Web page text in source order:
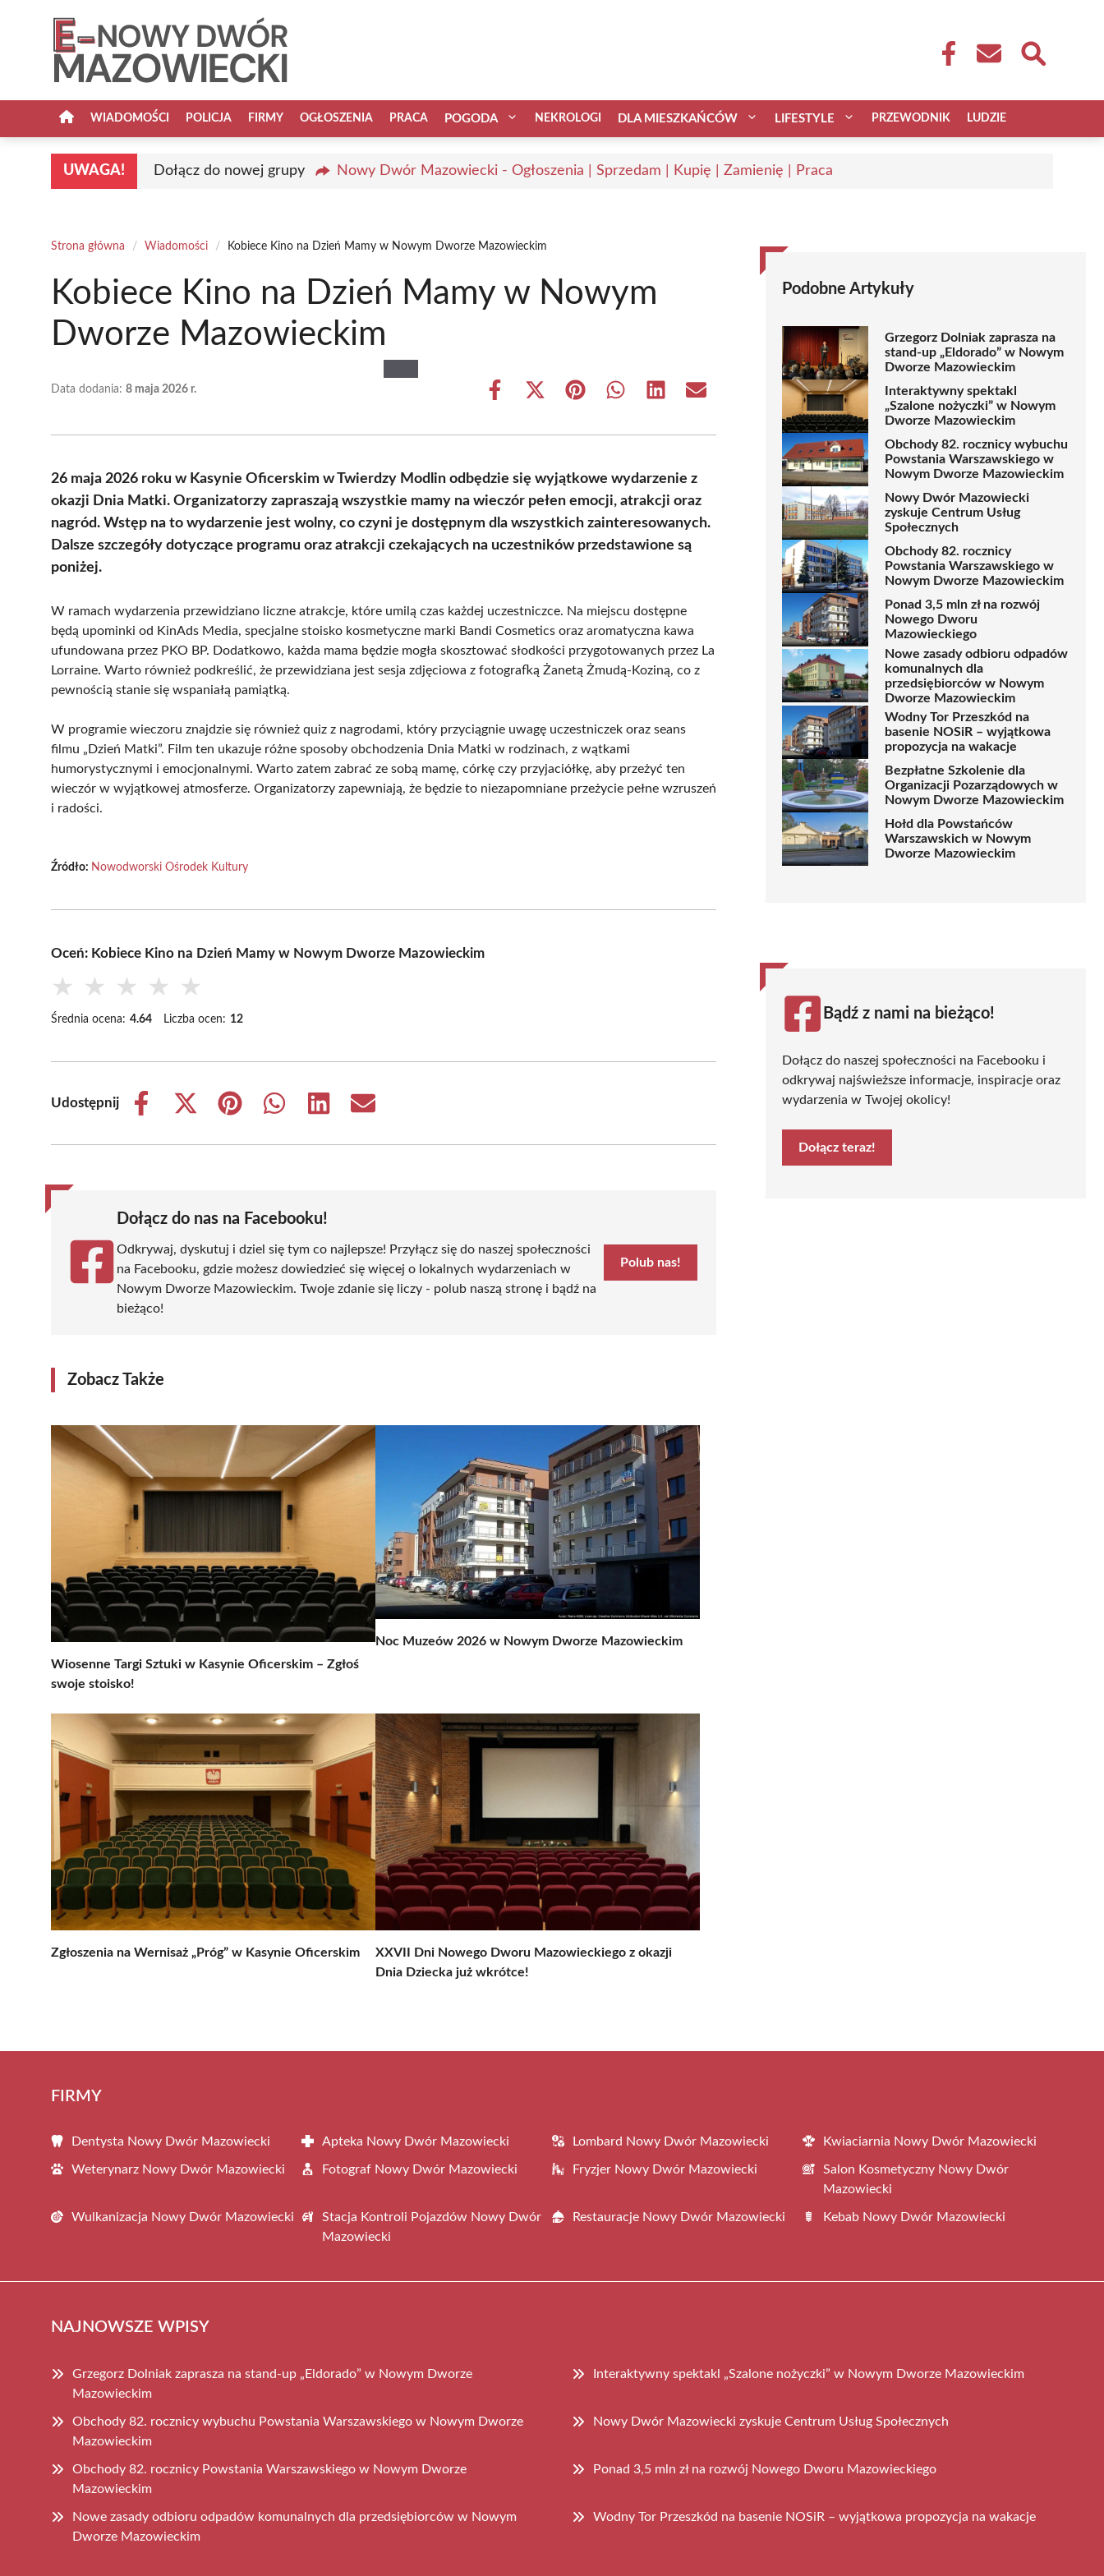
WIADOMOŚCI POLICJA FIRMY OGŁOSZENIA PRACA POGODA NEKROLOGI DLA MIESZKAŃCÓW LIFESTYLE PRZEWODNIK LUDZIE
UWAGA! Dołącz do nowej grupy Nowy Dwór Mazowiecki - Ogłoszenia | Sprzedam | Kupię | Zamienię | Praca
Strona główna / Wiadomości / Kobiece Kino na Dzień Mamy w Nowym Dworze Mazowieckim
Kobiece Kino na Dzień Mamy w Nowym
Dworze Mazowieckim
Data dodania: 8 maja 2026 r.
Share
Share
(Twitter)
Share Share Share Share
26 maja 2026 roku w Kasynie Oficerskim w Twierdzy Modlin odbędzie się wyjątkowe wydarzenie z
okazji Dnia Matki. Organizatorzy zapraszają wszystkie mamy na wieczór pełen emocji, atrakcji oraz
nagród. Wstęp na to wydarzenie jest wolny, co czyni je dostępnym dla wszystkich zainteresowanych.
Dalsze szczegóły dotyczące programu oraz atrakcji czekających na uczestników przedstawione są
poniżej.
W ramach wydarzenia przewidziano liczne atrakcje, które umilą czas każdej uczestniczce. Na miejscu dostępne
będą upominki od KinAds Media, specjalne stoisko kosmetyczne marki Bandi Cosmetics oraz aromatyczna kawa
ufundowana przez PKO BP. Dodatkowo, każda mama będzie mogła skosztować słodkości przygotowanych przez La
Lorraine. Warto również podkreślić, że przewidziana jest sesja zdjęciowa z fotografką Żanetą Żmudą-Koziną, co z
pewnością stanie się wspaniałą pamiątką.
W programie wieczoru znajdzie się również quiz z nagrodami, który przyciągnie uwagę uczestniczek oraz seans
filmu „Dzień Matki”. Film ten ukazuje różne sposoby obchodzenia Dnia Matki w rodzinach, z wątkami
humorystycznymi i emocjonalnymi. Warto zatem zabrać ze sobą mamę, córkę czy przyjaciółkę, aby przeżyć ten
wieczór w wyjątkowej atmosferze. Organizatorzy zapewniają, że będzie to niezapomniane przeżycie pełne wzruszeń
i radości.
Źródło: Nowodworski Ośrodek Kultury
Oceń: Kobiece Kino na Dzień Mamy w Nowym Dworze Mazowieckim
★ ★ ★ ★ ★
Średnia ocena: 4.64 Liczba ocen: 12
Udostępnij
Share
Share
(Twitter)
Share
Share
Share
Share
Dołącz do nas na Facebooku!
Odkrywaj, dyskutuj i dziel się tym co najlepsze! Przyłącz się do naszej społeczności
na Facebooku, gdzie możesz dowiedzieć się więcej o lokalnych wydarzeniach w
Nowym Dworze Mazowieckim. Twoje zdanie się liczy - polub naszą stronę i bądź na
bieżąco!
Polub nas!
Zobacz Także
Wiosenne Targi Sztuki w Kasynie Oficerskim – Zgłoś
swoje stoisko!
Noc Muzeów 2026 w Nowym Dworze Mazowieckim
Zgłoszenia na Wernisaż „Próg” w Kasynie Oficerskim
XXVII Dni Nowego Dworu Mazowieckiego z okazji
Dnia Dziecka już wkrótce!
Podobne Artykuły
Grzegorz Dolniak zaprasza na
stand-up „Eldorado” w Nowym
Dworze Mazowieckim
Interaktywny spektakl
„Szalone nożyczki” w Nowym
Dworze Mazowieckim
Obchody 82. rocznicy wybuchu
Powstania Warszawskiego w
Nowym Dworze Mazowieckim
Nowy Dwór Mazowiecki
zyskuje Centrum Usług
Społecznych
Obchody 82. rocznicy
Powstania Warszawskiego w
Nowym Dworze Mazowieckim
Ponad 3,5 mln zł na rozwój
Nowego Dworu
Mazowieckiego
Nowe zasady odbioru odpadów
komunalnych dla
przedsiębiorców w Nowym
Dworze Mazowieckim
Wodny Tor Przeszkód na
basenie NOSiR – wyjątkowa
propozycja na wakacje
Bezpłatne Szkolenie dla
Organizacji Pozarządowych w
Nowym Dworze Mazowieckim
Hołd dla Powstańców
Warszawskich w Nowym
Dworze Mazowieckim
Bądź z nami na bieżąco!
Dołącz do naszej społeczności na Facebooku i
odkrywaj najświeższe informacje, inspiracje oraz
wydarzenia w Twojej okolicy!
Dołącz teraz!
FIRMY
Dentysta Nowy Dwór Mazowiecki Apteka Nowy Dwór Mazowiecki Lombard Nowy Dwór Mazowiecki Kwiaciarnia Nowy Dwór Mazowiecki
Weterynarz Nowy Dwór Mazowiecki Fotograf Nowy Dwór Mazowiecki Fryzjer Nowy Dwór Mazowiecki
Salon Kosmetyczny Nowy Dwór
Mazowiecki
Wulkanizacja Nowy Dwór Mazowiecki
Stacja Kontroli Pojazdów Nowy Dwór
Mazowiecki
Restauracje Nowy Dwór Mazowiecki Kebab Nowy Dwór Mazowiecki
NAJNOWSZE WPISY
Grzegorz Dolniak zaprasza na stand-up „Eldorado” w Nowym Dworze
Mazowieckim
Interaktywny spektakl „Szalone nożyczki” w Nowym Dworze Mazowieckim
Obchody 82. rocznicy wybuchu Powstania Warszawskiego w Nowym Dworze
Mazowieckim
Nowy Dwór Mazowiecki zyskuje Centrum Usług Społecznych
Obchody 82. rocznicy Powstania Warszawskiego w Nowym Dworze
Mazowieckim
Ponad 3,5 mln zł na rozwój Nowego Dworu Mazowieckiego
Nowe zasady odbioru odpadów komunalnych dla przedsiębiorców w Nowym
Dworze Mazowieckim
Wodny Tor Przeszkód na basenie NOSiR – wyjątkowa propozycja na wakacje